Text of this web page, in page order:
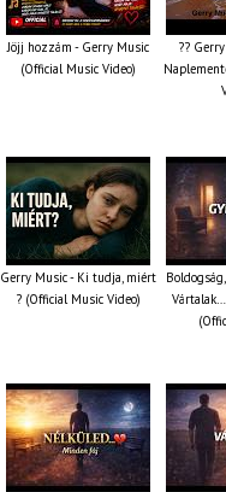
Jöjj hozzám - Gerry Music
(Official Music Video)
??
Gerry Music - Ki tudja, miért
? (Official Music Video)